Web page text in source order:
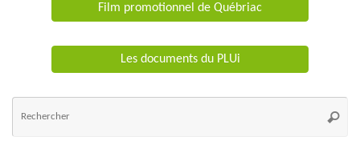
Film promotionnel de Québriac
Les documents du PLUi